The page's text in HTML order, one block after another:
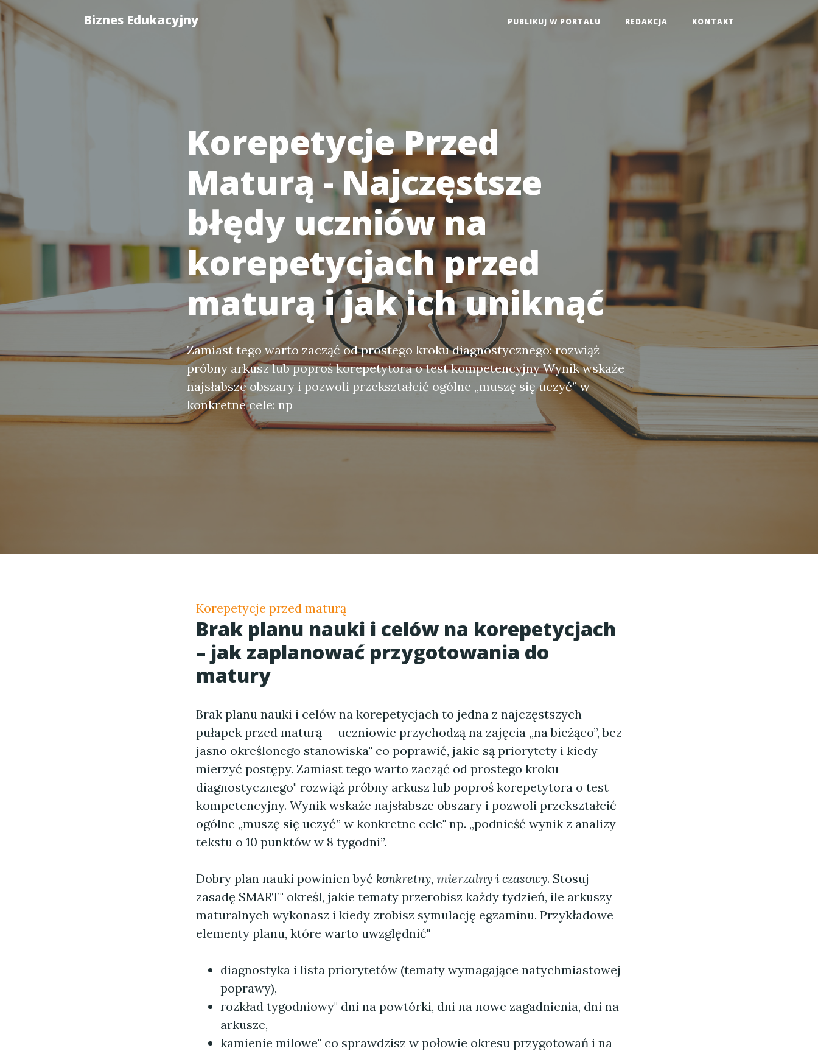
Biznes Edukacyjny PUBLIKUJ W PORTALU REDAKCJA KONTAKT
Korepetycje Przed
Maturą - Najczęstsze
błędy uczniów na
korepetycjach przed
maturą i jak ich uniknąć
Zamiast tego warto zacząć od prostego kroku diagnostycznego: rozwiąż
próbny arkusz lub poproś korepetytora o test kompetencyjny Wynik wskaże
najsłabsze obszary i pozwoli przekształcić ogólne „muszę się uczyć” w
konkretne cele: np
Korepetycje przed maturą
Brak planu nauki i celów na korepetycjach
– jak zaplanować przygotowania do
matury
Brak planu nauki i celów na korepetycjach to jedna z najczęstszych
pułapek przed maturą — uczniowie przychodzą na zajęcia „na bieżąco”, bez
jasno określonego stanowiska" co poprawić, jakie są priorytety i kiedy
mierzyć postępy. Zamiast tego warto zacząć od prostego kroku
diagnostycznego" rozwiąż próbny arkusz lub poproś korepetytora o test
kompetencyjny. Wynik wskaże najsłabsze obszary i pozwoli przekształcić
ogólne „muszę się uczyć” w konkretne cele" np. „podnieść wynik z analizy
tekstu o 10 punktów w 8 tygodni”.
Dobry plan nauki powinien być konkretny, mierzalny i czasowy. Stosuj
zasadę SMART" określ, jakie tematy przerobisz każdy tydzień, ile arkuszy
maturalnych wykonasz i kiedy zrobisz symulację egzaminu. Przykładowe
elementy planu, które warto uwzględnić"
diagnostyka i lista priorytetów (tematy wymagające natychmiastowej
poprawy),
rozkład tygodniowy" dni na powtórki, dni na nowe zagadnienia, dni na
arkusze,
kamienie milowe" co sprawdzisz w połowie okresu przygotowań i na